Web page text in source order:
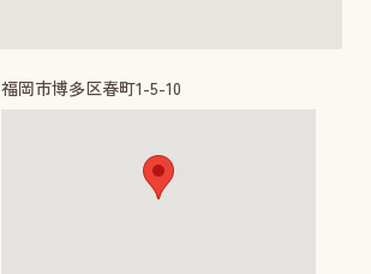
福岡市博多区春町1-5-10